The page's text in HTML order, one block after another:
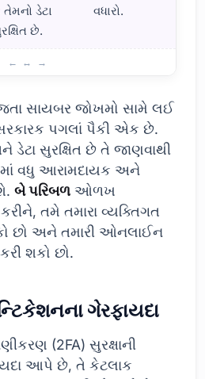
ડેટા
છે.
વધારો.
સાયબર જોખમો સામે લઈ
પગલાં પૈકી એક છે.
ડેટા સુરક્ષિત છે તે જાણવાથી
વધુ આરામદાયક અને
બે પરિબળ ઓળખ
તમે તમારા વ્યક્તિગત
છો અને તમારી ઓનલાઈન
શકો છો.
ગેરફાયદા
(2FA) સુરક્ષાની
આપે છે, તે કેટલાક